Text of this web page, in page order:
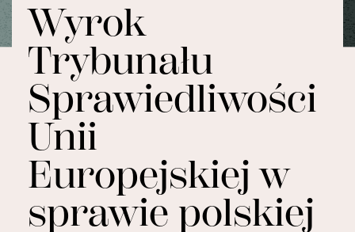
Wyrok
Trybunału
Sprawiedliwości
Unii
Europejskiej w
sprawie polskiej